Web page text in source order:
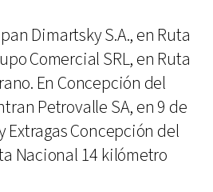
Dimartsky S.A., en Ruta
Comercial SRL, en Ruta
En Concepción del
Petrovalle SA, en 9 de
Extragas Concepción del
Nacional 14 kilómetro